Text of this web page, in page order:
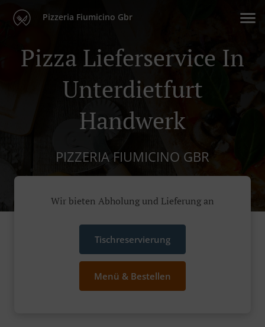
Pizzeria Fiumicino Gbr
Pizza Lieferservice In
Unterdietfurt
Handwerk
PIZZERIA FIUMICINO GBR
Wir bieten Abholung und Lieferung an
Tischreservierung
Menü & Bestellen